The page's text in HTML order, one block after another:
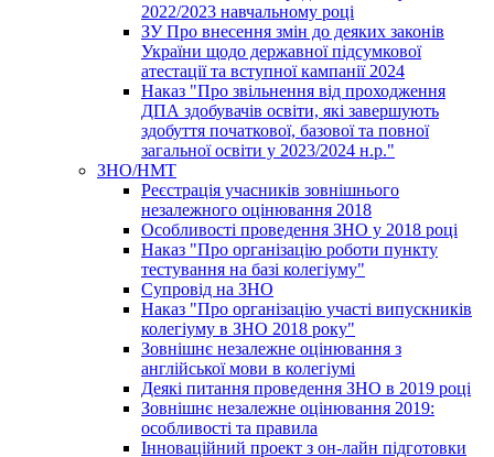
2022/2023 навчальному році
ЗУ Про внесення змін до деяких законів
України щодо державної підсумкової
атестації та вступної кампанії 2024
Наказ "Про звільнення від проходження
ДПА здобувачів освіти, які завершують
здобуття початкової, базової та повної
загальної освіти у 2023/2024 н.р."
ЗНО/НМТ
Реєстрація учасників зовнішнього
незалежного оцінювання 2018
Особливості проведення ЗНО у 2018 році
Наказ "Про організацію роботи пункту
тестування на базі колегіуму"
Супровід на ЗНО
Наказ "Про організацію участі випускників
колегіуму в ЗНО 2018 року"
Зовнішнє незалежне оцінювання з
англійської мови в колегіумі
Деякі питання проведення ЗНО в 2019 році
Зовнішнє незалежне оцінювання 2019:
особливості та правила
Інноваційний проект з он-лайн підготовки